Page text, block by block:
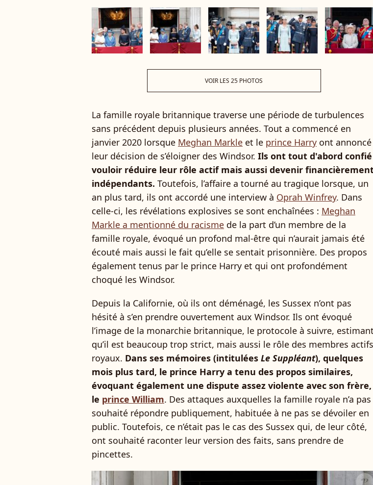
VOIR LES 25 PHOTOS
La famille royale britannique traverse une période de turbulences
sans précédent depuis plusieurs années. Tout a commencé en
janvier 2020 lorsque Meghan Markle et le prince Harry ont annoncé
leur décision de s’éloigner des Windsor. Ils ont tout d'abord confié
vouloir réduire leur rôle actif mais aussi devenir
indépendants. Toutefois, l’affaire a tourné au tragique lorsque, un
an plus tard, ils ont accordé une interview à Oprah Winfrey. Dans
celle-ci, les révélations explosives se sont enchaînées : Meghan
Markle a mentionné du racisme de la part d’un membre de la
famille royale, évoqué un profond mal-être qui n’aurait jamais été
écouté mais aussi le fait qu’elle se sentait prisonnière. Des propos
également tenus par le prince Harry et qui ont profondément
choqué les Windsor.
Depuis la Californie, où ils ont déménagé, les Sussex n’ont pas
hésité à s’en prendre ouvertement aux Windsor. Ils ont évoqué
l’image de la monarchie britannique, le protocole à suivre, estimant
qu’il est beaucoup trop strict, mais aussi le rôle des membres actifs
royaux. Dans ses mémoires (intitulées Le Suppléant), quelques
mois plus tard, le prince Harry a tenu des propos similaires,
évoquant également une dispute assez violente avec son frère,
le prince William. Des attaques auxquelles la famille royale n’a pas
souhaité répondre publiquement, habituée à ne pas se dévoiler en
public. Toutefois, ce n’était pas le cas des Sussex qui, de leur côté,
ont souhaité raconter leur version des faits, sans prendre de
pincettes.